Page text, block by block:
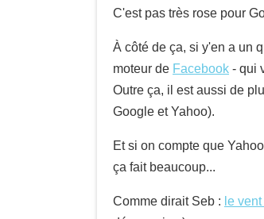
C'est pas très rose pour
À côté de ça, si y'en a un
moteur de Facebook - qui
Outre ça, il est aussi de
Google et Yahoo).
Et si on compte que
ça fait beaucoup...
Comme dirait Seb : le